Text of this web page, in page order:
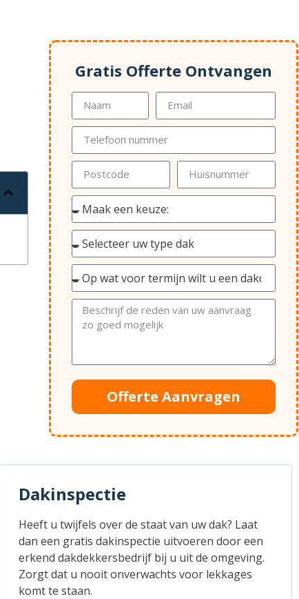
Gratis Offerte Ontvangen
Offerte Aanvragen
Dakinspectie
Heeft u twijfels over de staat van uw dak? Laat
dan een gratis dakinspectie uitvoeren door een
erkend dakdekkersbedrijf bij u uit de omgeving.
Zorgt dat u nooit onverwachts voor lekkages
komt te staan.